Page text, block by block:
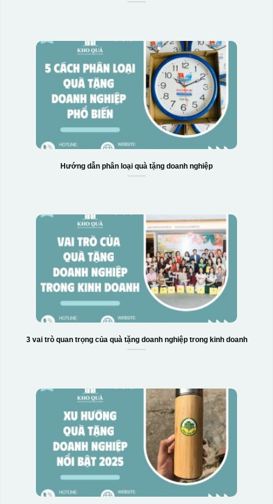
Hướng dẫn phân loại quà tặng doanh nghiệp
3 vai trò quan trọng của quà tặng doanh nghiệp trong kinh doanh